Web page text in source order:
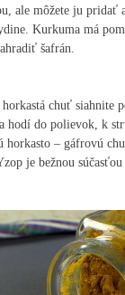
ale môžete ju pridať
Kurkuma má
šafrán.
chuť siahnite
hodí do polievok, k
horkasto – gáfrovú
je bežnou